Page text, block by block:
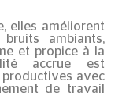
elles améliorent
bruits ambiants,
et propice à la
accrue est
productives avec
de travail